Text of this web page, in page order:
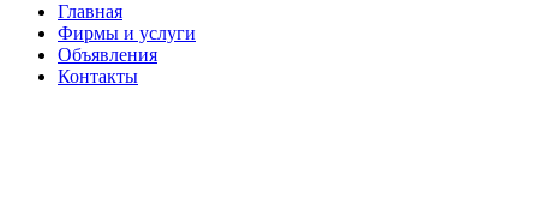
Главная
Фирмы и услуги
Объявления
Контакты